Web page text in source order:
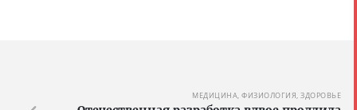
МЕДИЦИНА, ФИЗИОЛОГИЯ, ЗДОРОВЬЕ